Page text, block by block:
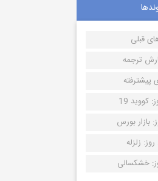
قبلی
ترجمه
19
بازار بورس
زلزله
خشکسالی